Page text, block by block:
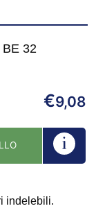
BE 32
€9,08
indelebili.